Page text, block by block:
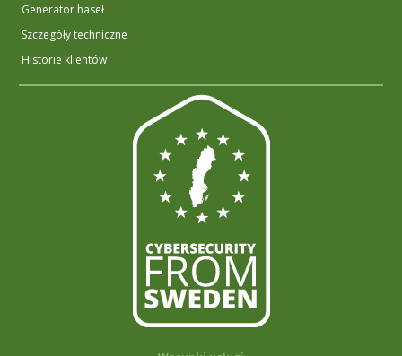
Generator haseł
Szczegóły techniczne
Historie klientów